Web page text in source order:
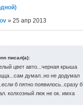
» 25 апр 2013
писал(а):
цвет авто...черная крыша
думал..но не додумал
б пятно появилось..сразу б
колхозный люк не ок. имха